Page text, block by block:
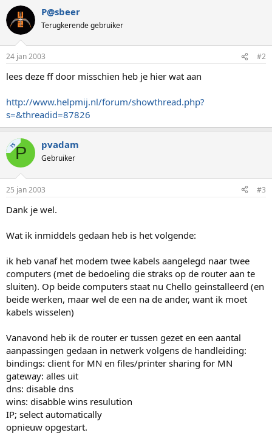
P@sbeer
Terugkerende gebruiker
24 jan 2003 #2
lees deze ff door misschien heb je hier wat aan
http://www.helpmij.nl/forum/showthread.php?
s=&threadid=87826
TSP pvadam
Gebruiker
25 jan 2003 #3
Dank je wel.
Wat ik inmiddels gedaan heb is het volgende:
ik heb vanaf het modem twee kabels aangelegd naar twee
computers (met de bedoeling die straks op de router aan te
sluiten). Op beide computers staat nu Chello geinstalleerd (en
beide werken, maar wel de een na de ander, want ik moet
kabels wisselen)
Vanavond heb ik de router er tussen gezet en een aantal
aanpassingen gedaan in netwerk volgens de handleiding:
bindings: client for MN en files/printer sharing for MN
gateway: alles uit
dns: disable dns
wins: disabble wins resulution
IP; select automatically
opnieuw opgestart.